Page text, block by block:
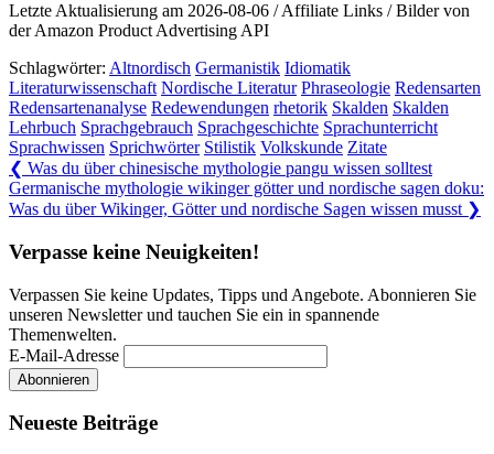
Letzte Aktualisierung am 2026-08-06 / Affiliate Links / Bilder von
der Amazon Product Advertising API
Schlagwörter: Altnordisch Germanistik Idiomatik
Literaturwissenschaft Nordische Literatur Phraseologie Redensarten
Redensartenanalyse Redewendungen rhetorik Skalden Skalden
Lehrbuch Sprachgebrauch Sprachgeschichte Sprachunterricht
Sprachwissen Sprichwörter Stilistik Volkskunde Zitate
Beitragsnavigation
❮ Previous
Post:
Was du über chinesische mythologie pangu wissen solltest
Next
Post:
Germanische mythologie wikinger götter und nordische sagen doku:
Was du über Wikinger, Götter und nordische Sagen wissen musst ❯
Verpasse keine Neuigkeiten!
Verpassen Sie keine Updates, Tipps und Angebote. Abonnieren Sie
unseren Newsletter und tauchen Sie ein in spannende
Themenwelten.
E-Mail-Adresse
Neueste Beiträge